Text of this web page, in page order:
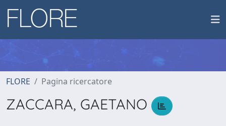
FLORE Pagina ricercatore
ZACCARA, GAETANO